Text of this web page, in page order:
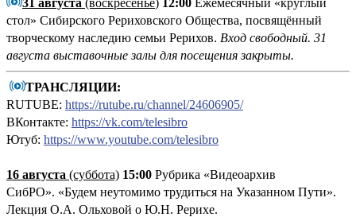
31 августа (воскресенье) 12:00 Ежемесячный «круглый
стол» Сибирского Рериховского Общества, посвящённый
творческому наследию семьи Рерихов. Вход свободный. 31
августа выставочные залы для посещения закрыты.
ТРАНСЛЯЦИИ:
RUTUBE: https://rutube.ru/channel/24606905/
ВКонтакте: https://vk.com/telesibro
Ютуб: https://www.youtube.com/telesibro
16 августа (суббота) 15:00 Рубрика «Видеоархив
СибРО». «Будем неутомимо трудиться на Указанном Пути».
Лекция О.А. Ольховой о Ю.Н. Рерихе.